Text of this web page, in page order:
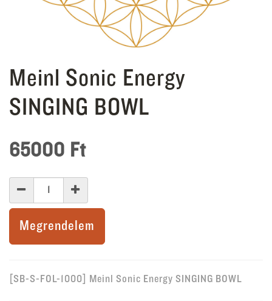
Meinl Sonic Energy
SINGING BOWL
65000 Ft
Megrendelem
[SB-S-FOL-1000] Meinl Sonic Energy SINGING BOWL